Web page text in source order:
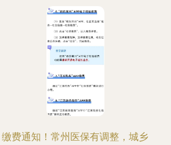
缴费通知！常州医保有调整，城乡